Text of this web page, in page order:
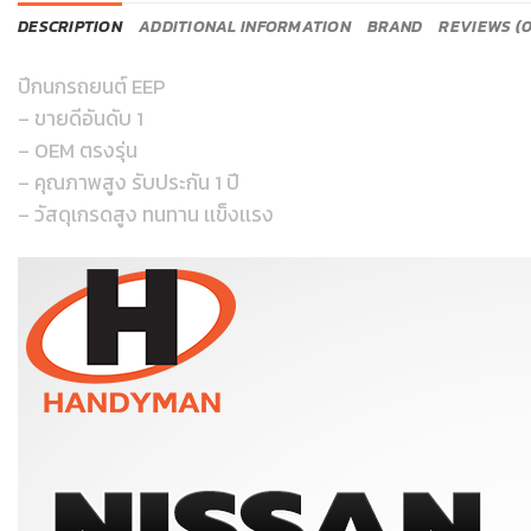
DESCRIPTION ADDITIONAL INFORMATION BRAND REVIEWS
ปีกนกรถยนต์ EEP
– ขายดีอันดับ 1
– OEM ตรงรุ่น
– คุณภาพสูง รับประกัน 1 ปี
– วัสดุเกรดสูง ทนทาน เเข็งเเรง